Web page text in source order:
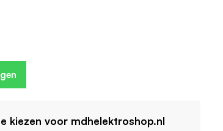
kiezen voor mdhelektroshop.nl